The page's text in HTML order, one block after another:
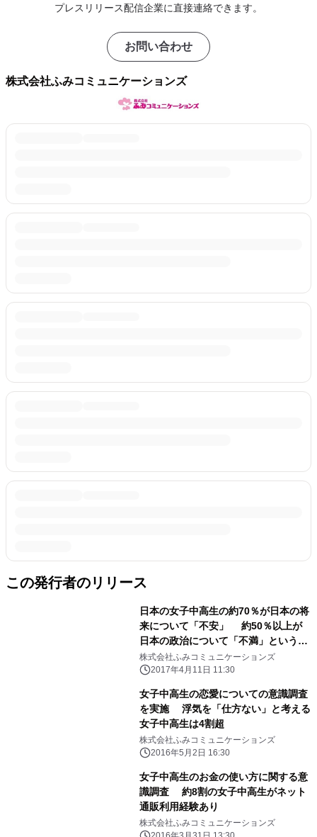
プレスリリース配信企業に直接連絡できます。
お問い合わせ
株式会社ふみコミュニケーションズ
この発行者のリリース
日本の女子中高生の約70％が日本の将
来について「不安」 約50％以上が
日本の政治について「不満」という結
果に
株式会社ふみコミュニケーションズ
2017年4月11日 11:30
女子中高生の恋愛についての意識調査
を実施 浮気を「仕方ない」と考える
女子中高生は4割超
株式会社ふみコミュニケーションズ
2016年5月2日 16:30
女子中高生のお金の使い方に関する意
識調査 約8割の女子中高生がネット
通販利用経験あり
株式会社ふみコミュニケーションズ